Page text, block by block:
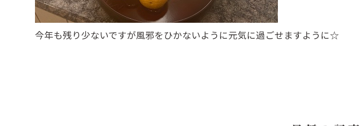
今年も残り少ないですが風邪をひかないように元気に過ごせますように☆